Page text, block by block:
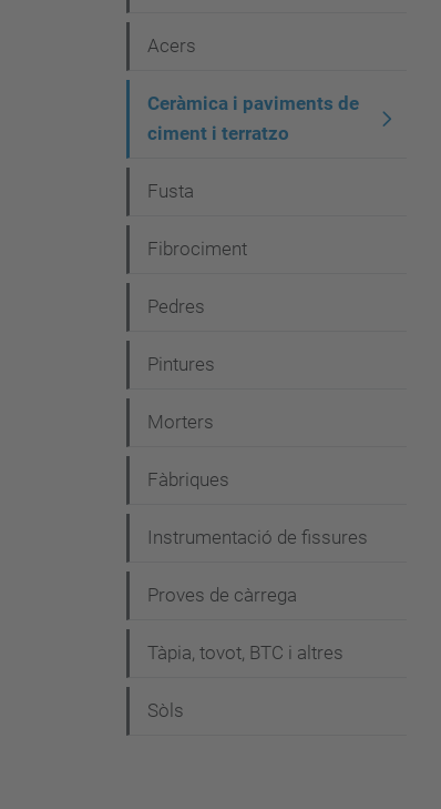
i
Acers
Ceràmica i paviments de
ciment i terratzo
Fusta
Fibrociment
Pedres
Pintures
Morters
Fàbriques
Instrumentació de fissures
Proves de càrrega
Tàpia, tovot, BTC i altres
Sòls